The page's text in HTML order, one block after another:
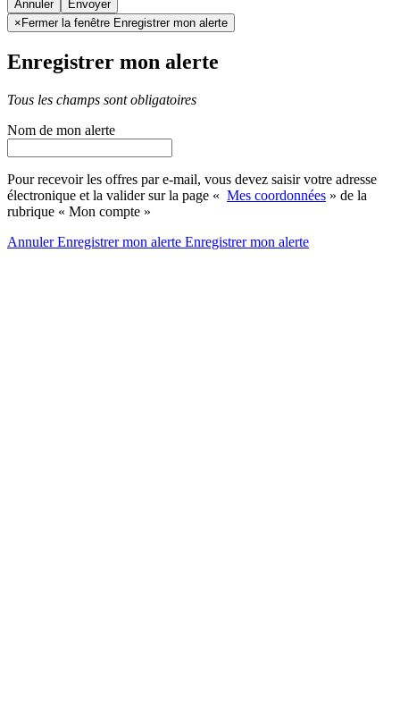
Annuler
×Fermer la fenêtre Enregistrer mon alerte
Enregistrer mon alerte
Tous les champs sont obligatoires
Nom de mon alerte
Pour recevoir les offres par e-mail, vous devez saisir votre adresse
électronique et la valider sur la page « Mes coordonnées » de la
rubrique « Mon compte »
AnnulerEnregistrer mon alerte Enregistrermon alerte